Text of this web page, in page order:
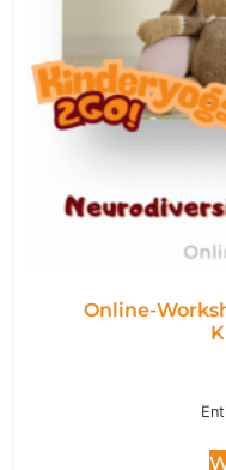
Online-